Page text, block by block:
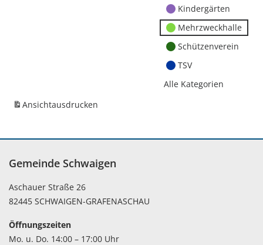
Kindergärten
Mehrzweckhalle
Schützenverein
TSV
Alle Kategorien
Ansichtausdrucken
Gemeinde Schwaigen
Aschauer Straße 26
82445 SCHWAIGEN-GRAFENASCHAU
Öffnungszeiten
Mo. u. Do. 14:00 – 17:00 Uhr